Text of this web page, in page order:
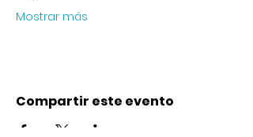
Mostrar más
Compartir este evento